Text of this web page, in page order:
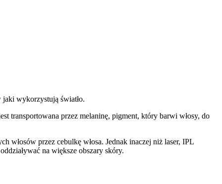
jaki wykorzystują światło.
transportowana przez melaninę, pigment, który barwi włosy, do
włosów przez cebulkę włosa. Jednak inaczej niż laser, IPL
na większe obszary skóry.